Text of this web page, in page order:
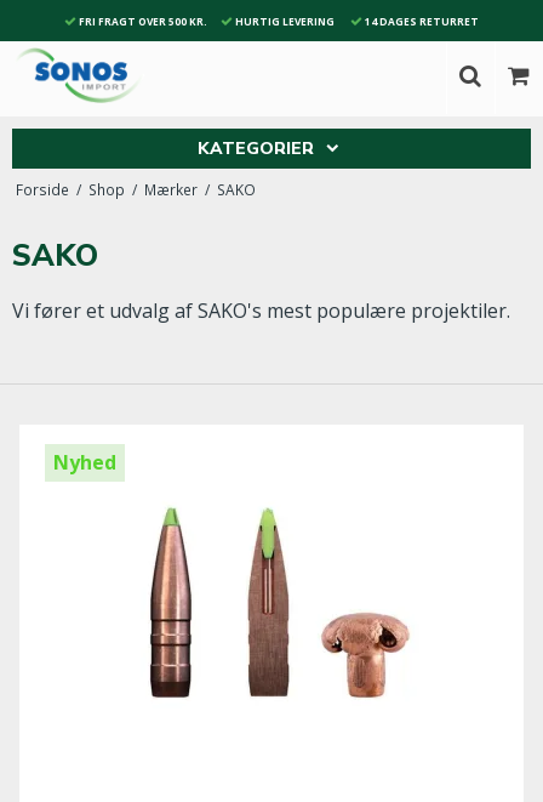
FRI FRAGT OVER 500 KR. HURTIG LEVERING 14 DAGES RETURRET
KATEGORIER
Forside / Shop / Mærker / SAKO
SAKO
Vi fører et udvalg af SAKO's mest populære projektiler.
Nyhed